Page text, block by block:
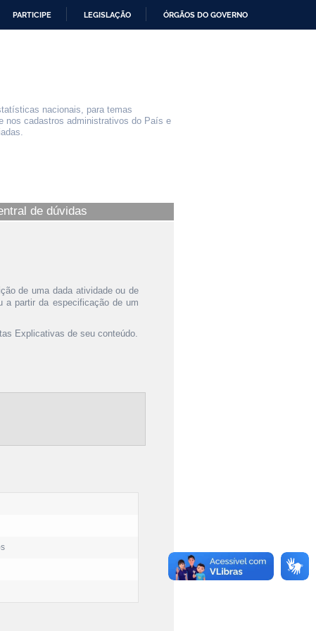
PARTICIPE LEGISLAÇÃO ÓRGÃOS DO GOVERNO
nacionais, para temas
nos cadastros administrativos do País e
de dúvidas
de uma dada atividade ou de
a partir da especificação de um
Explicativas de seu conteúdo.